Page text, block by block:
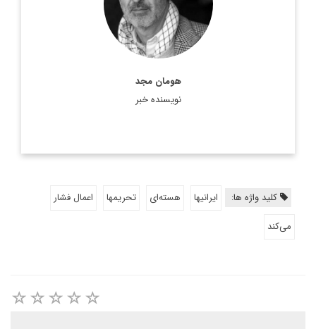
هومان مجد
نویسنده خبر
مجد تا کنون برای نیویورک تایمز و نیویورکر ستونهایی به تحریر ...
اطلاعات بیشتر
کلید واژه ها: ایرانیها هسته‌ای تحریمها
اعمال فشار
می‌کند